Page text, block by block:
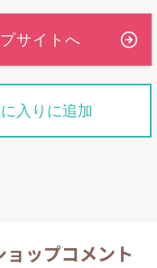
入りに追加
ョップコメント